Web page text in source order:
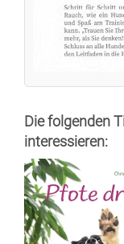
Die folgenden
interessieren: